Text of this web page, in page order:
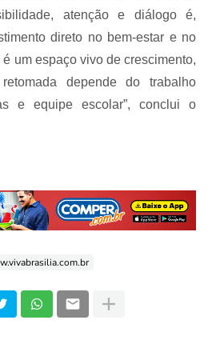
atenção e diálogo é,
direto no bem-estar e no
um espaço vivo de crescimento,
depende do trabalho
e equipe escolar”, conclui o